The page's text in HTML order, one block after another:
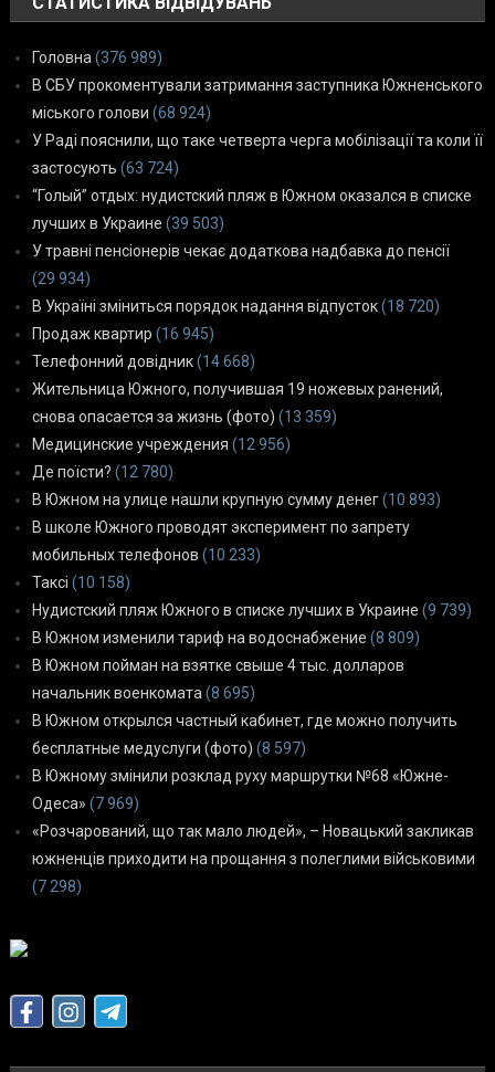
Головна (376 989)
В СБУ прокоментували затримання заступника Южненського
міського голови (68 924)
У Раді пояснили, що таке четверта черга мобілізації та коли її
застосують (63 724)
“Голый” отдых: нудистский пляж в Южном оказался в списке
лучших в Украине (39 503)
У травні пенсіонерів чекає додаткова надбавка до пенсії
(29 934)
В Україні зміниться порядок надання відпусток(18 720)
Продаж квартир (16 945)
Телефонний довідник(14 668)
Жительница Южного, получившая 19 ножевых ранений,
снова опасается за жизнь (фото) (13 359)
Медицинские учреждения (12 956)
Де поїсти? (12 780)
В Южном на улице нашли крупную сумму денег(10 893)
В школе Южного проводят эксперимент по запрету
мобильных телефонов (10 233)
Таксі (10 158)
Нудистский пляж Южного в списке лучших в Украине (9 739)
В Южном изменили тариф на водоснабжение (8 809)
В Южном пойман на взятке свыше 4 тыс. долларов
начальник военкомата (8 695)
В Южном открылся частный кабинет, где можно получить
бесплатные медуслуги (фото) (8 597)
В Южному змінили розклад руху маршрутки №68 «Южне-
Одеса» (7 969)
«Розчарований, що так мало людей», – Новацький закликав
южненців приходити на прощання з полеглими військовими
(7 298)